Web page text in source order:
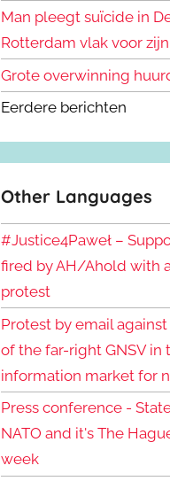
Man pleegt suïcide in
Rotterdam vlak voor
Grote overwinning
Eerdere berichten
Other Languages
#Justice4Paweł –
fired by AH/Ahold with
protest
Protest by email
of the far-right GNSV in
information market for
Press conference -
NATO and it's The
week